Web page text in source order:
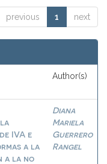
previous 1 next
Author(s)
IVA e
a la
a la no
Diana
Mariela
Guerrero
Rangel